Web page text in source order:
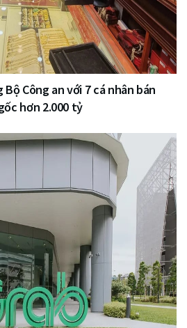
Công an với 7 cá nhân bán
hơn 2.000 tỷ